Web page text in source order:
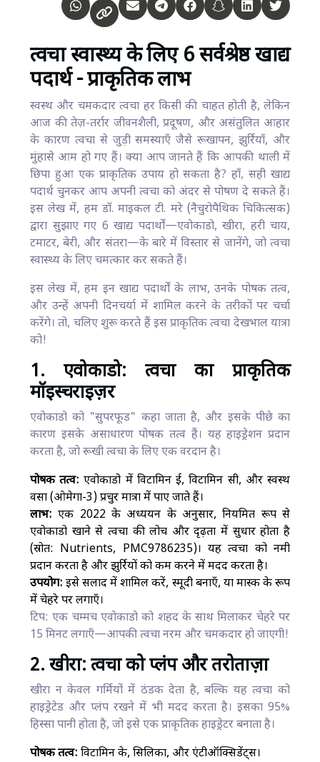
त्वचा स्वास्थ्य के लिए 6 सर्वश्रेष्ठ खाद्य
पदार्थ - प्राकृतिक लाभ
स्वस्थ और चमकदार त्वचा हर किसी की चाहत होती है, लेकिन
आज की तेज़-तर्रार जीवनशैली, प्रदूषण, और असंतुलित आहार
के कारण त्वचा से जुड़ी समस्याएँ जैसे रूखापन, झुर्रियाँ, और
मुंहासे आम हो गए हैं। क्या आप जानते हैं कि आपकी थाली में
छिपा हुआ एक प्राकृतिक उपाय हो सकता है? हाँ, सही खाद्य
पदार्थ चुनकर आप अपनी त्वचा को अंदर से पोषण दे सकते हैं।
इस लेख में, हम डॉ. माइकल टी. मरे (नैचुरोपैथिक चिकित्सक)
द्वारा सुझाए गए 6 खाद्य पदार्थों—एवोकाडो, खीरा, हरी चाय,
टमाटर, बेरी, और संतरा—के बारे में विस्तार से जानेंगे, जो त्वचा
स्वास्थ्य के लिए चमत्कार कर सकते हैं।
इस लेख में, हम इन खाद्य पदार्थों के लाभ, उनके पोषक तत्व,
और उन्हें अपनी दिनचर्या में शामिल करने के तरीकों पर चर्चा
करेंगे। तो, चलिए शुरू करते हैं इस प्राकृतिक त्वचा देखभाल यात्रा
को!
1. एवोकाडो: त्वचा का प्राकृतिक
मॉइस्चराइज़र
एवोकाडो को "सुपरफूड" कहा जाता है, और इसके पीछे का
कारण इसके असाधारण पोषक तत्व हैं। यह हाइड्रेशन प्रदान
करता है, जो रूखी त्वचा के लिए एक वरदान है।
पोषक तत्व: एवोकाडो में विटामिन ई, विटामिन सी, और स्वस्थ
वसा (ओमेगा-3) प्रचुर मात्रा में पाए जाते हैं।
लाभ: एक 2022 के अध्ययन के अनुसार, नियमित रूप से
एवोकाडो खाने से त्वचा की लोच और दृढ़ता में सुधार होता है
(स्रोत: Nutrients, PMC9786235)। यह त्वचा को नमी
प्रदान करता है और झुर्रियों को कम करने में मदद करता है।
उपयोग: इसे सलाद में शामिल करें, स्मूदी बनाएँ, या मास्क के रूप
में चेहरे पर लगाएँ।
टिप: एक चम्मच एवोकाडो को शहद के साथ मिलाकर चेहरे पर
15 मिनट लगाएँ—आपकी त्वचा नरम और चमकदार हो जाएगी!
2. खीरा: त्वचा को प्लंप और तरोताज़ा
खीरा न केवल गर्मियों में ठंडक देता है, बल्कि यह त्वचा को
हाइड्रेटेड और प्लंप रखने में भी मदद करता है। इसका 95%
हिस्सा पानी होता है, जो इसे एक प्राकृतिक हाइड्रेटर बनाता है।
पोषक तत्व: विटामिन के, सिलिका, और एंटीऑक्सिडेंट्स।